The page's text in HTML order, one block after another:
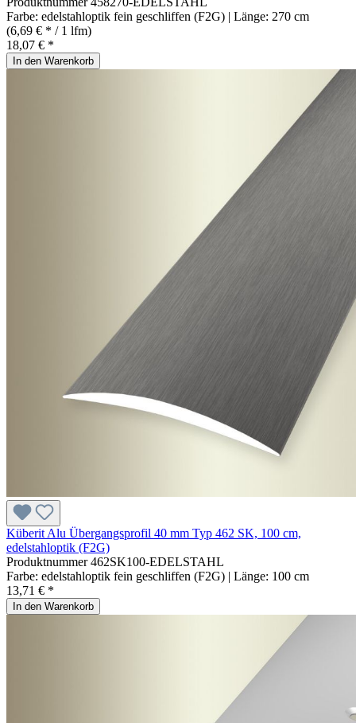
Farbe: edelstahloptik fein geschliffen (F2G) | Länge: 270 cm
(6,69 € * / 1 lfm)
18,07 € *
In den Warenkorb
Küberit Alu Übergangsprofil 40 mm Typ 462 SK, 100 cm,
edelstahloptik (F2G)
Produktnummer462SK100-EDELSTAHL
Farbe: edelstahloptik fein geschliffen (F2G) | Länge: 100 cm
13,71 € *
In den Warenkorb